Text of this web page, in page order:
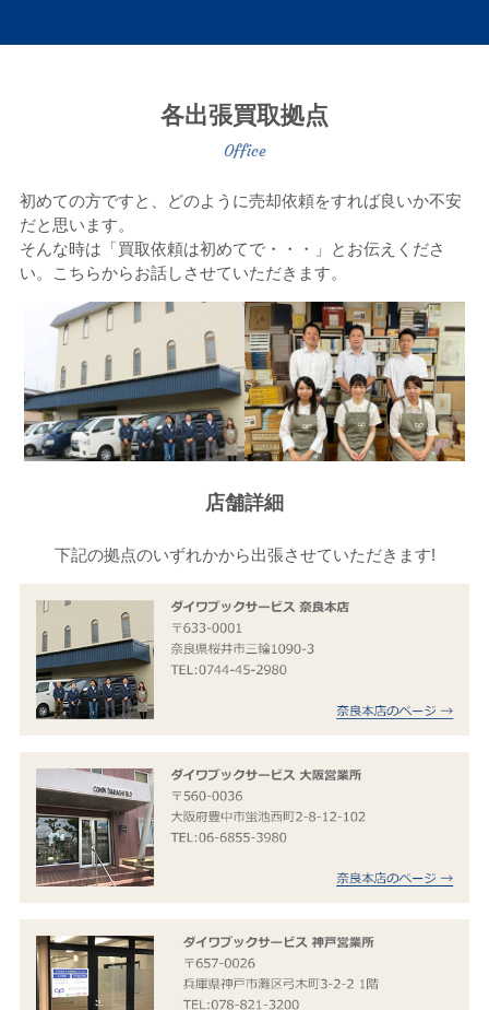
各出張買取拠点
初めての方ですと、どのように売却依頼をすれば良いか不安
だと思います。
そんな時は「買取依頼は初めてで・・・」とお伝えくださ
い。こちらからお話しさせていただきます。
店舗詳細
下記の拠点のいずれかから出張させていただきます!